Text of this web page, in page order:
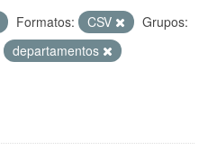
Formatos: CSV
Grupos:
departamentos